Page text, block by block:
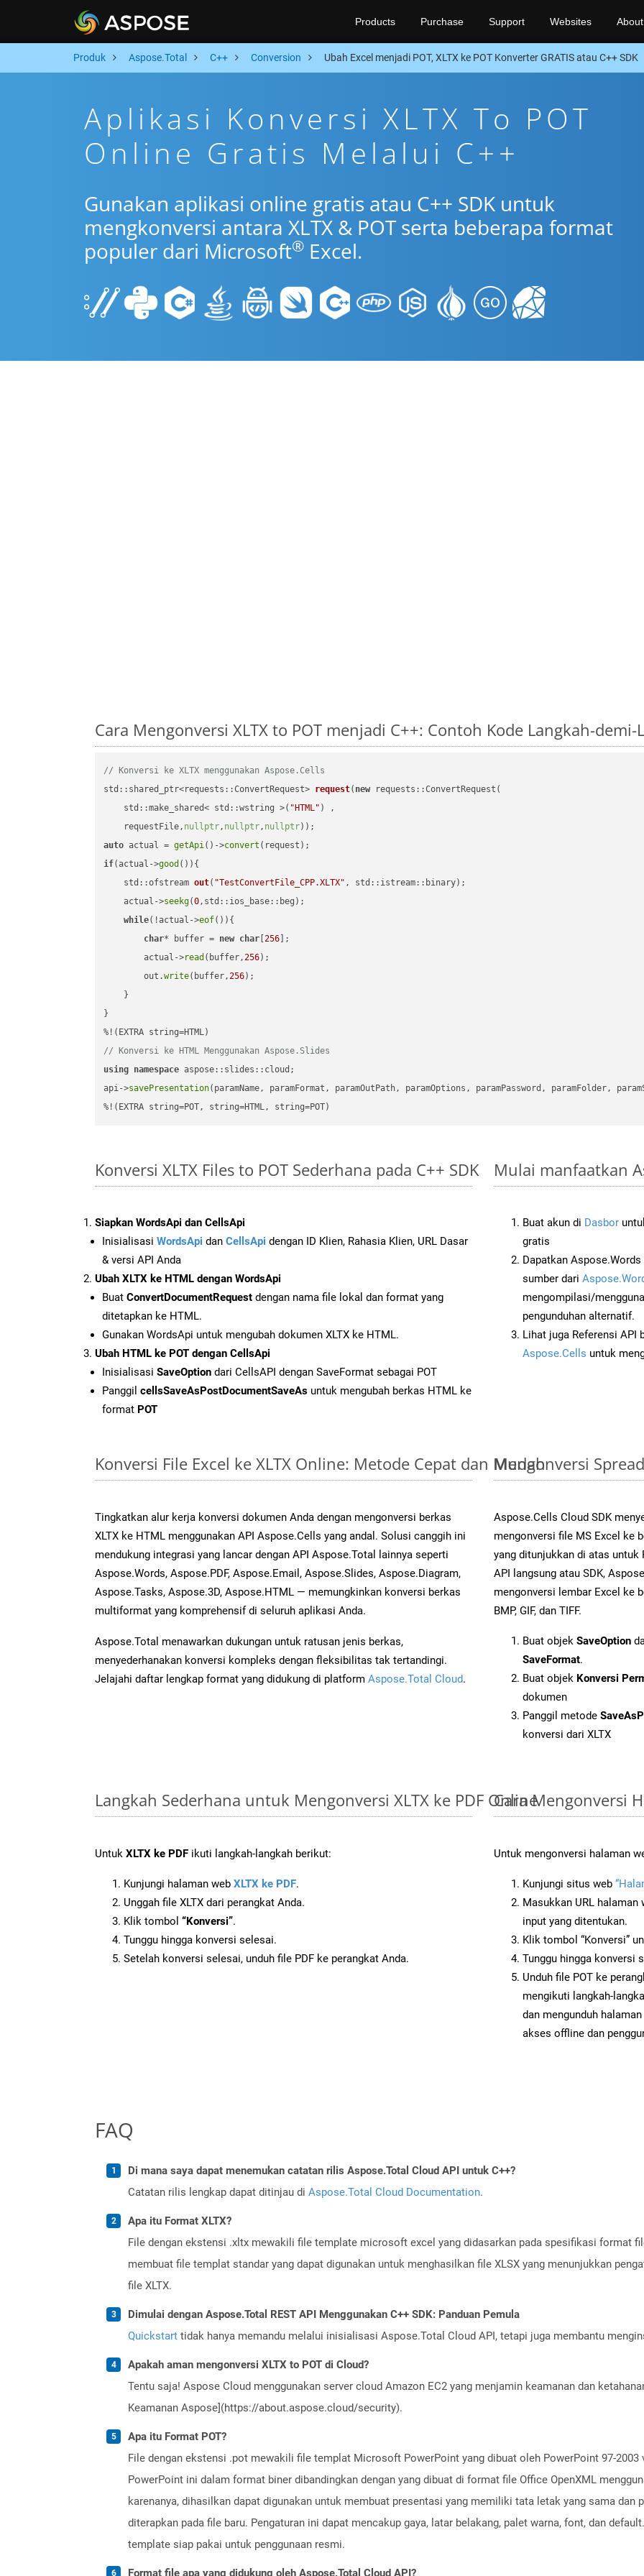
Products Purchase Support Websites About
Produk Aspose.Total C++ Conversion Ubah Excel menjadi POT, XLTX ke POT Konverter GRATIS atau C++ SDK
Aplikasi Konversi XLTX To POT
Online Gratis Melalui C++
Gunakan aplikasi online gratis atau C++ SDK untuk
mengkonversi antara XLTX & POT serta beberapa format
populer dari Microsoft® Excel.
Cara Mengonversi XLTX to POT menjadi C++: Contoh Kode Langkah-demi-
// Konversi ke XLTX menggunakan Aspose.Cells
std::shared_ptr<requests::ConvertRequest> request( new requests::ConvertRequest(
    std::make_shared< std::wstring >(
"HTML" ) ,
    requestFile,
nullptr, nullptr, nullptr))
auto actual = getApi()->convert
if(actual->good ()){
std::ofstream out( "TestConvertFile_CPP.XLTX" , std::istream::binary) ;
    actual->
seekg(0,std::ios_base::beg);
while(!actual->eof()){
char* buffer = new char [256 ];
        actual->
read (buffer,256);
        out.
write(buffer,256);
    }
}
// Konversi ke HTML Menggunakan Aspose.Slides
using namespace aspose::slides::cloud;
api->savePresentation(paramName, paramFormat, paramOutPath, paramOptions, paramPassword, paramFolder,
%!(EXTRA string=POT, string=HTML, string=POT)
Konversi XLTX Files to POT Sederhana pada C++ SDK
Siapkan WordsApi dan CellsApi
Inisialisasi WordsApi dan CellsApi dengan ID Klien, Rahasia Klien, URL Dasar
& versi API Anda
Ubah XLTX ke HTML dengan WordsApi
Buat ConvertDocumentRequest dengan nama file lokal dan format yang
ditetapkan ke HTML.
Gunakan WordsApi untuk mengubah dokumen XLTX ke HTML.
Ubah HTML ke POT dengan CellsApi
Inisialisasi SaveOption dari CellsAPI dengan SaveFormat sebagai POT
Panggil cellsSaveAsPostDocumentSaveAs untuk mengubah berkas HTML ke
format POT
Mulai manfaatkan
Buat akun di Dasbor
gratis
Dapatkan
sumber dari
mengompilasi/
pengunduhan alternatif.
Lihat juga Referensi API
Aspose.Cells untuk
Konversi File Excel ke XLTX Online: Metode Cepat dan Mudah
Tingkatkan alur kerja konversi dokumen Anda dengan mengonversi berkas
XLTX ke HTML menggunakan API Aspose.Cells yang andal. Solusi canggih ini
mendukung integrasi yang lancar dengan API Aspose.Total lainnya seperti
Aspose.Words, Aspose.PDF, Aspose.Email, Aspose.Slides, Aspose.Diagram,
Aspose.Tasks, Aspose.3D, Aspose.HTML — memungkinkan konversi berkas
multiformat yang komprehensif di seluruh aplikasi Anda.
Aspose.Total menawarkan dukungan untuk ratusan jenis berkas,
menyederhanakan konversi kompleks dengan fleksibilitas tak tertandingi.
Jelajahi daftar lengkap format yang didukung di platform Aspose.Total Cloud.
Mengonversi
Aspose.Cells Cloud SDK
mengonversi file MS Excel ke
yang ditunjukkan di atas untuk
API langsung atau SDK,
mengonversi lembar Excel ke
BMP, GIF, dan TIFF.
Buat objek SaveOption
SaveFormat.
Buat objek Konversi
dokumen
Panggil metode
konversi dari XLTX
Langkah Sederhana untuk Mengonversi XLTX ke PDF Online
Untuk XLTX ke PDF ikuti langkah-langkah berikut:
Kunjungi halaman web XLTX ke PDF.
Unggah file XLTX dari perangkat Anda.
Klik tombol “Konversi”.
Tunggu hingga konversi selesai.
Setelah konversi selesai, unduh file PDF ke perangkat Anda.
Cara Mengonversi
Untuk mengonversi halaman
Kunjungi situs web
Masukkan URL
input yang ditentukan.
Klik tombol “Konversi”
Tunggu hingga konversi
Unduh file POT ke
mengikuti langkah-
dan mengunduh
akses offline dan
FAQ
Di mana saya dapat menemukan catatan rilis Aspose.Total Cloud API untuk C++?
Catatan rilis lengkap dapat ditinjau di Aspose.Total Cloud Documentation.
Apa itu Format XLTX?
File dengan ekstensi .xltx mewakili file template microsoft excel yang didasarkan pada spesifikasi format
membuat file templat standar yang dapat digunakan untuk menghasilkan file XLSX yang menunjukkan
file XLTX.
Dimulai dengan Aspose.Total REST API Menggunakan C++ SDK: Panduan Pemula
Quickstart tidak hanya memandu melalui inisialisasi Aspose.Total Cloud API, tetapi juga membantu
Apakah aman mengonversi XLTX to POT di Cloud?
Tentu saja! Aspose Cloud menggunakan server cloud Amazon EC2 yang menjamin keamanan dan
Keamanan Aspose](https://about.aspose.cloud/security).
Apa itu Format POT?
File dengan ekstensi .pot mewakili file templat Microsoft PowerPoint yang dibuat oleh PowerPoint 97-
PowerPoint ini dalam format biner dibandingkan dengan yang dibuat di format file Office OpenXML
karenanya, dihasilkan dapat digunakan untuk membuat presentasi yang memiliki tata letak yang sama dan
diterapkan pada file baru. Pengaturan ini dapat mencakup gaya, latar belakang, palet warna, font, dan
template siap pakai untuk penggunaan resmi.
Format file apa yang didukung oleh Aspose.Total Cloud API?